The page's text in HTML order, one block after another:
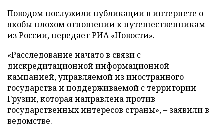
Поводом послужили публикации в интернете о
якобы плохом отношении к путешественникам
из России, передаетРИА «Новости».
«Расследование начато в связи с
дискредитационной информационной
кампанией, управляемой из иностранного
государства и поддерживаемой с территории
Грузии, которая направлена против
государственных интересов страны», – заявили в
ведомстве.